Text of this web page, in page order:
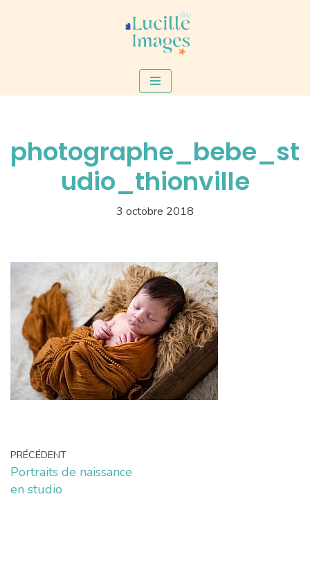
photographe_bebe_st
udio_thionville
3 octobre 2018
PRÉCÉDENT
Portraits de naissance
en studio